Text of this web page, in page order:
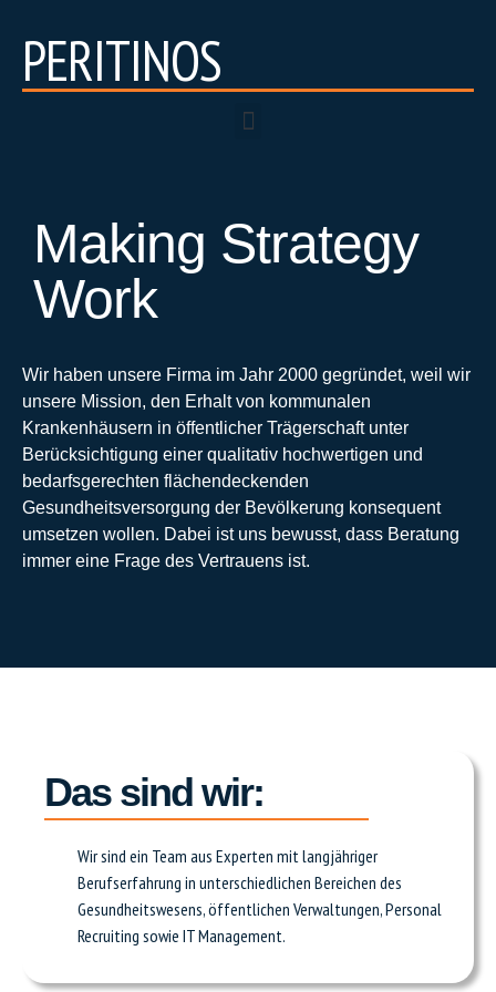
PERITINOS
Making Strategy
Work
Wir haben unsere Firma im Jahr 2000 gegründet, weil wir
unsere Mission, den Erhalt von kommunalen
Krankenhäusern in öffentlicher Trägerschaft unter
Berücksichtigung einer qualitativ hochwertigen und
bedarfsgerechten flächendeckenden
Gesundheitsversorgung der Bevölkerung konsequent
umsetzen wollen. Dabei ist uns bewusst, dass Beratung
immer eine Frage des Vertrauens ist.
Das sind wir:
Wir sind ein Team aus Experten mit langjähriger
Berufserfahrung in unterschiedlichen Bereichen des
Gesundheitswesens, öffentlichen Verwaltungen, Personal
Recruiting sowie IT Management.